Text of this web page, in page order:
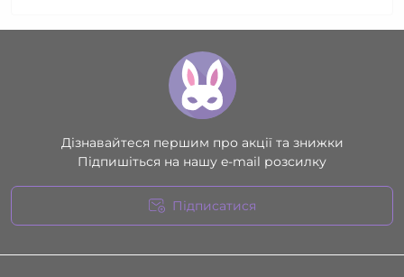
Дізнавайтеся першим про акції та знижки
Підпишіться на нашу e-mail розсилку
Підписатися